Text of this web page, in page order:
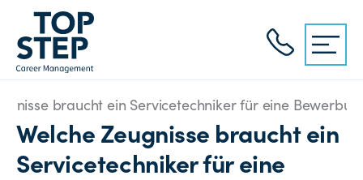
braucht ein Servicetechniker für eine
Welche Zeugnisse braucht ein
Servicetechniker für eine